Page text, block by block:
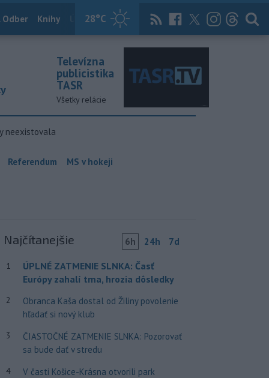
28°C
Odber Knihy Útulkovo Magazín News Now Archív
Televízna
publicistika
TASR
Všetky relácie
neexistovala
Referendum MS v hokeji
Najčítanejšie 6h 24h 7d
1
ÚPLNÉ ZATMENIE SLNKA: Časť
Európy zahalí tma, hrozia dôsledky
2
Obranca Kaša dostal od Žiliny povolenie
hľadať si nový klub
3
ČIASTOČNÉ ZATMENIE SLNKA: Pozorovať
sa bude dať v stredu
4
V časti Košice-Krásna otvorili park